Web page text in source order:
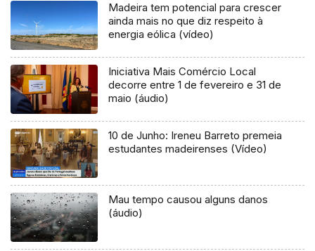
Madeira tem potencial para crescer
ainda mais no que diz respeito à
energia eólica (vídeo)
Iniciativa Mais Comércio Local
decorre entre 1 de fevereiro e 31 de
maio (áudio)
10 de Junho: Ireneu Barreto premeia
estudantes madeirenses (Vídeo)
Mau tempo causou alguns danos
(áudio)